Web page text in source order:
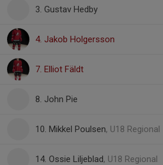
3. Gustav Hedby
4. Jakob Holgersson
7. Elliot Fäldt
8. John Pie
10. Mikkel Poulsen, U18 Regional
14. Ossie Liljeblad, U18 Regional